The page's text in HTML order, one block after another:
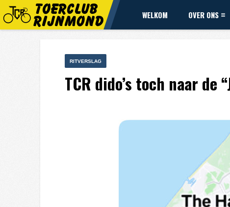
WELKOM OVER ONS
RITVERSLAG
TCR dido’s toch naar de